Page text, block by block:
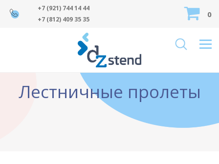
+7 (921) 744 14 44
+7 (812) 409 35 35
0
Лестничные пролеты